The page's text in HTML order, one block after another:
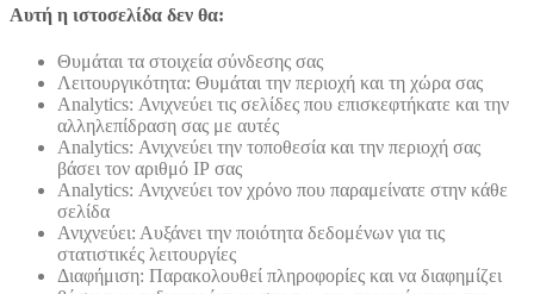
Αυτή η ιστοσελίδα δεν θα:
Θυμάται τα στοιχεία σύνδεσης σας
Λειτουργικότητα: Θυμάται την περιοχή και τη χώρα σας
Analytics: Ανιχνεύει τις σελίδες που επισκεφτήκατε και την
αλληλεπίδραση σας με αυτές
Analytics: Ανιχνεύει την τοποθεσία και την περιοχή σας
βάσει τον αριθμό ΙΡ σας
Analytics: Ανιχνεύει τον χρόνο που παραμείνατε στην κάθε
σελίδα
Ανιχνεύει: Αυξάνει την ποιότητα δεδομένων για τις
στατιστικές λειτουργίες
Διαφήμιση: Παρακολουθεί πληροφορίες και να διαφημίζει